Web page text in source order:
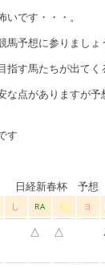
です・・・。
予想に参りましょ
す馬たちが出てく
な点がありますが
す
日経新春杯 予想
し RA れ ヨ
△ △